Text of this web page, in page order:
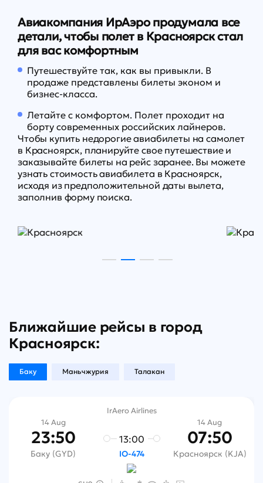
Авиакомпания ИрАэро продумала все
детали, чтобы полет в Красноярск стал
для вас комфортным
Путешествуйте так, как вы привыкли. В
продаже представлены билеты эконом и
бизнес-класса.
Летайте с комфортом. Полет проходит на
борту современных российских лайнеров.
Чтобы купить недорогие авиабилеты на самолет
в Красноярск, планируйте свое путешествие и
заказывайте билеты на рейс заранее. Вы можете
узнать стоимость авиабилета в Красноярск,
исходя из предположительной даты вылета,
заполнив форму поиска.
Ближайшие рейсы в город
Красноярск:
Баку Маньчжурия Талакан
IrAero Airlines
14 Aug
23:50
Баку (GYD)
13:00
IO-474
14 Aug
07:50
Красноярск (KJA)